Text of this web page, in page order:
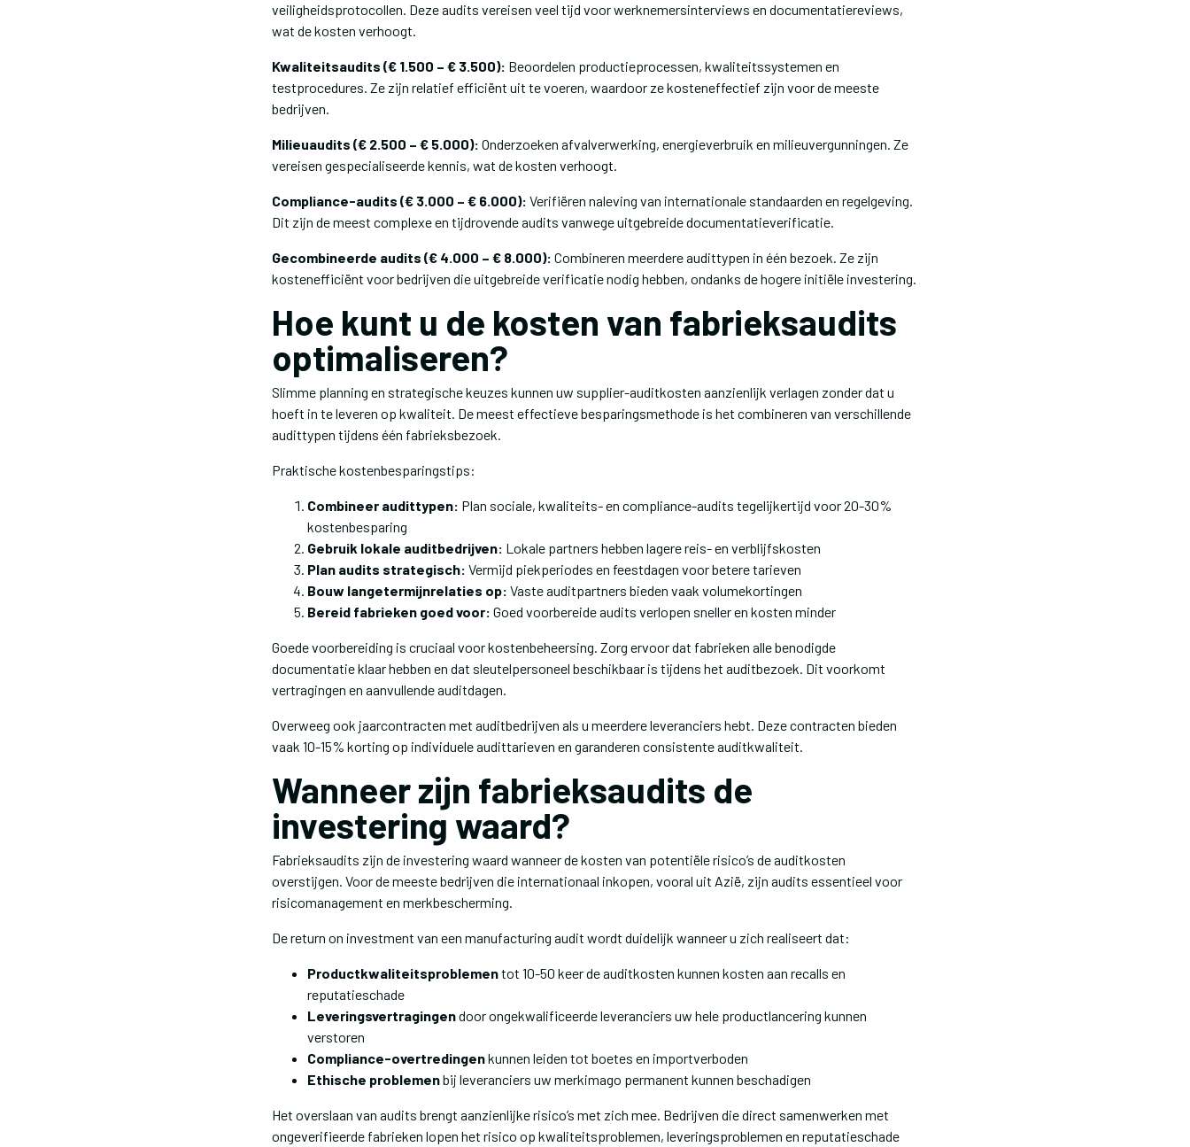
veiligheidsprotocollen. Deze audits vereisen veel tijd voor werknemersinterviews en documentatiereviews,
wat de kosten verhoogt.
Kwaliteitsaudits (€ 1.500 – € 3.500): Beoordelen productieprocessen, kwaliteitssystemen en
testprocedures. Ze zijn relatief efficiënt uit te voeren, waardoor ze kosteneffectief zijn voor de meeste
bedrijven.
Milieuaudits (€ 2.500 – € 5.000): Onderzoeken afvalverwerking, energieverbruik en milieuvergunningen. Ze
vereisen gespecialiseerde kennis, wat de kosten verhoogt.
Compliance-audits (€ 3.000 – € 6.000): Verifiëren naleving van internationale standaarden en regelgeving.
Dit zijn de meest complexe en tijdrovende audits vanwege uitgebreide documentatieverificatie.
Gecombineerde audits (€ 4.000 – € 8.000): Combineren meerdere audittypen in één bezoek. Ze zijn
kostenefficiënt voor bedrijven die uitgebreide verificatie nodig hebben, ondanks de hogere initiële investering.
Hoe kunt u de kosten van fabrieksaudits
optimaliseren?
Slimme planning en strategische keuzes kunnen uw supplier-auditkosten aanzienlijk verlagen zonder dat u
hoeft in te leveren op kwaliteit. De meest effectieve besparingsmethode is het combineren van verschillende
audittypen tijdens één fabrieksbezoek.
Praktische kostenbesparingstips:
Combineer audittypen: Plan sociale, kwaliteits- en compliance-audits tegelijkertijd voor 20-30%
kostenbesparing
Gebruik lokale auditbedrijven: Lokale partners hebben lagere reis- en verblijfskosten
Plan audits strategisch: Vermijd piekperiodes en feestdagen voor betere tarieven
Bouw langetermijnrelaties op: Vaste auditpartners bieden vaak volumekortingen
Bereid fabrieken goed voor: Goed voorbereide audits verlopen sneller en kosten minder
Goede voorbereiding is cruciaal voor kostenbeheersing. Zorg ervoor dat fabrieken alle benodigde
documentatie klaar hebben en dat sleutelpersoneel beschikbaar is tijdens het auditbezoek. Dit voorkomt
vertragingen en aanvullende auditdagen.
Overweeg ook jaarcontracten met auditbedrijven als u meerdere leveranciers hebt. Deze contracten bieden
vaak 10-15% korting op individuele audittarieven en garanderen consistente auditkwaliteit.
Wanneer zijn fabrieksaudits de
investering waard?
Fabrieksaudits zijn de investering waard wanneer de kosten van potentiële risico’s de auditkosten
overstijgen. Voor de meeste bedrijven die internationaal inkopen, vooral uit Azië, zijn audits essentieel voor
risicomanagement en merkbescherming.
De return on investment van een manufacturing audit wordt duidelijk wanneer u zich realiseert dat:
Productkwaliteitsproblementot 10-50 keer de auditkosten kunnen kosten aan recalls en
reputatieschade
Leveringsvertragingendoor ongekwalificeerde leveranciers uw hele productlancering kunnen
verstoren
Compliance-overtredingenkunnen leiden tot boetes en importverboden
Ethische problemenbij leveranciers uw merkimago permanent kunnen beschadigen
Het overslaan van audits brengt aanzienlijke risico’s met zich mee. Bedrijven die direct samenwerken met
ongeverifieerde fabrieken lopen het risico op kwaliteitsproblemen, leveringsproblemen en reputatieschade